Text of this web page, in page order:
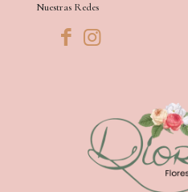
Nuestras Redes